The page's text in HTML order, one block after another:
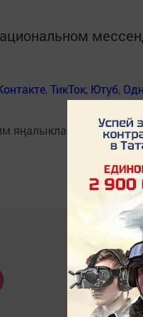
,ТикТок, Ютуб,
яңалыкларыбызны